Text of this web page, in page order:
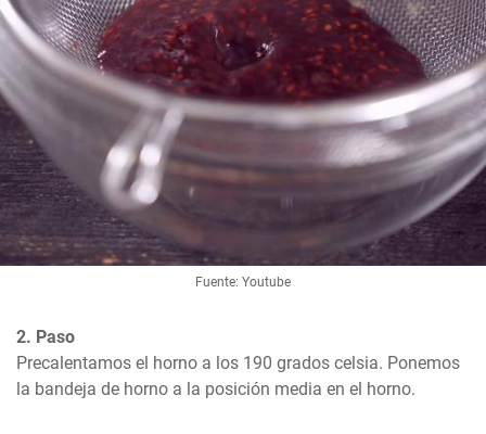
Fuente: Youtube
2. Paso
Precalentamos el horno a los 190 grados celsia. Ponemos
la bandeja de horno a la posición media en el horno.